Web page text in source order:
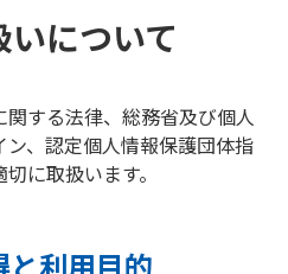
いについて
する法律、総務省及び個人
、認定個人情報保護団体指
に取扱います。